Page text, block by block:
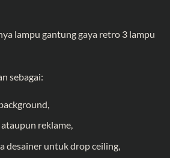
lampu gantung gaya retro 3 lampu
sebagai:
reklame,
desainer untuk drop ceiling,